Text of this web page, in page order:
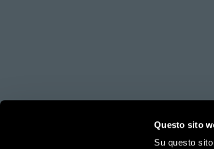
Questo sito
Su questo
amnesty.org